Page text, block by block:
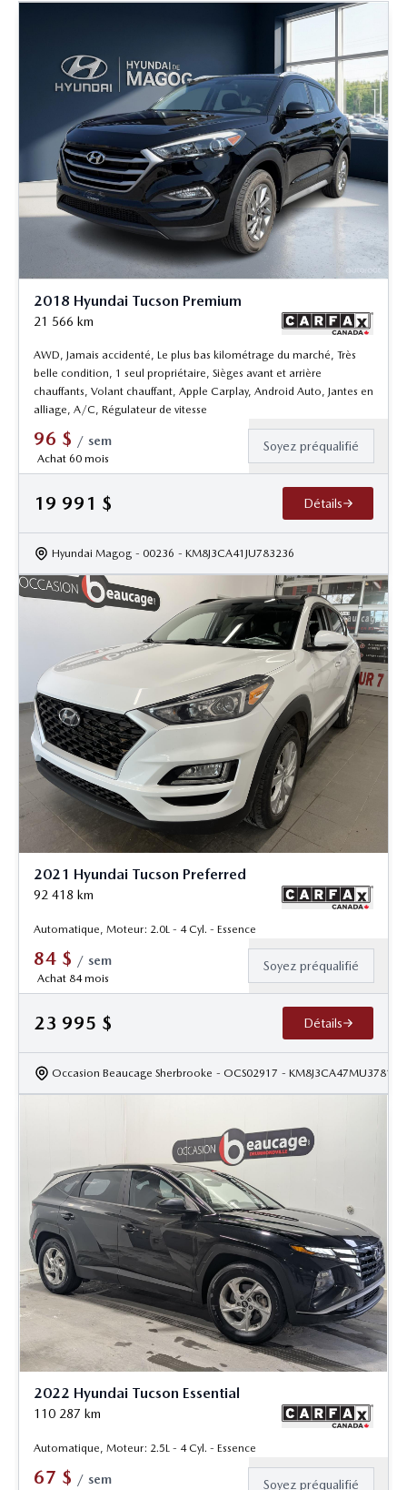
2018 Hyundai Tucson Premium
21 566 km
AWD, Jamais accidenté, Le plus bas kilométrage du marché, Très
belle condition, 1 seul propriétaire, Sièges avant et arrière
chauffants, Volant chauffant, Apple Carplay, Android Auto, Jantes en
alliage, A/C, Régulateur de vitesse
96 $ / sem
Achat 60 mois
Soyez préqualifié
19 991 $ Détails
Hyundai Magog - 00236 - KM8J3CA41JU783236
2021 Hyundai Tucson Preferred
92 418 km
Automatique, Moteur: 2.0L - 4 Cyl. - Essence
84 $ / sem
Achat 84 mois
Soyez préqualifié
23 995 $ Détails
Occasion Beaucage Sherbrooke - OCS02917 - KM8J3CA47MU378129
2022 Hyundai Tucson Essential
110 287 km
Automatique, Moteur: 2.5L - 4 Cyl. - Essence
67 $ / sem Soyez préqualifié